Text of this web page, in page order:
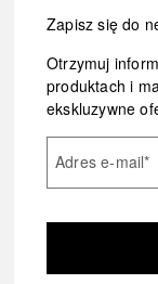
Zapisz się do
Otrzymuj
produktach i
ekskluzywne
Adres e-mail*